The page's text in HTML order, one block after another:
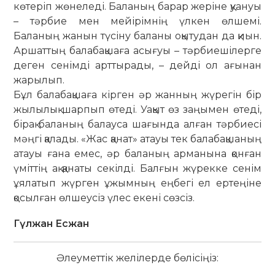
көтеріп жөнеледі. Баланың барар жеріне қуануы
– тәрбие мен мейірімнің үлкен өлшемі.
Баланың жанын түсіну баланы оқытудан да қиын.
Аршаттың балабақшаға асығуы – тәрбиешілерге
деген сенімді арттырады, – дейді ол ағынан
жарылып.
Бұл балабақшаға кірген әр жанның жүрегін бір
жылылық шарпып өтеді. Уақыт өз заңымен өтеді,
бірақ баланың балауса шағында алған тәрбиесі
мәң­гі қалады. «Жас қанат» атауы тек ба­лабақшаның
атауы ғана емес, әр ба­ланың арманына қонған
үміттің ақ қанаты секілді. Балғын жүрекке сенім
ұя­латып жүрген ұжымның еңбегі ел ер­те­ңіне
қосылған өлшеусіз үлес екені сөз­сіз.
Гүлжан Есжан
Әлеуметтік желілерде бөлісіңіз: